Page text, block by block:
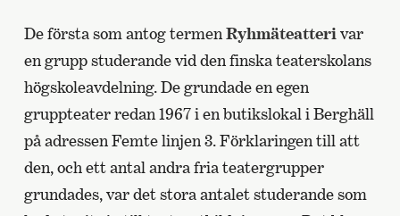
De första som antog termen Ryhmäteatteri var
en grupp studerande vid den finska teaterskolans
högskoleavdelning. De grundade en egen
gruppteater redan 1967 i en butikslokal i Berghäll
på adressen Femte linjen 3. Förklaringen till att
den, och ett antal andra fria teatergrupper
grundades, var det stora antalet studerande som